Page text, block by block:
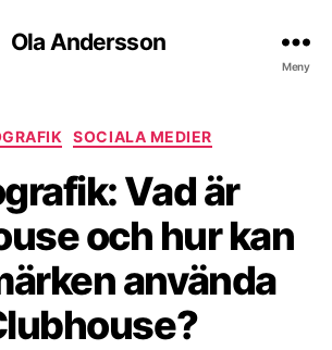
Ola Andersson
Meny
Kategorier
SOCIALA MEDIER
Vad är
och hur kan
använda